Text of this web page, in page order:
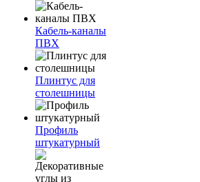
Кабель-каналы
ПВХ
Плинтус для
столешницы
Профиль
штукатурный